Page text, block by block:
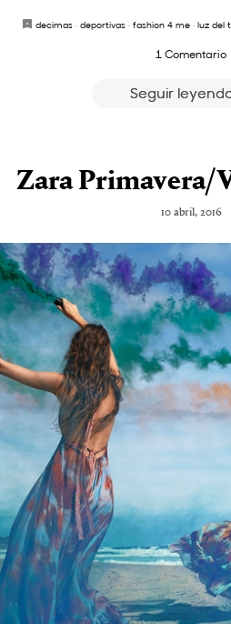
decimas· deportivas· fashion 4 me· luz del
1 Comentario
Seguir
Zara Primavera/
10 abril, 2016